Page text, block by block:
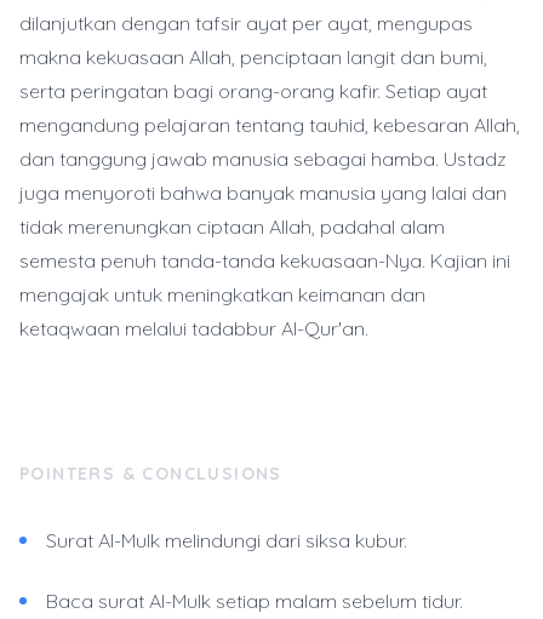
dilanjutkan dengan tafsir ayat per ayat, mengupas
makna kekuasaan Allah, penciptaan langit dan bumi,
serta peringatan bagi orang-orang kafir. Setiap ayat
mengandung pelajaran tentang tauhid, kebesaran Allah,
dan tanggung jawab manusia sebagai hamba. Ustadz
juga menyoroti bahwa banyak manusia yang lalai dan
tidak merenungkan ciptaan Allah, padahal alam
semesta penuh tanda-tanda kekuasaan-Nya. Kajian ini
mengajak untuk meningkatkan keimanan dan
ketaqwaan melalui tadabbur Al-Qur'an.
POINTERS & CONCLUSIONS
Surat Al-Mulk melindungi dari siksa kubur.
Baca surat Al-Mulk setiap malam sebelum tidur.